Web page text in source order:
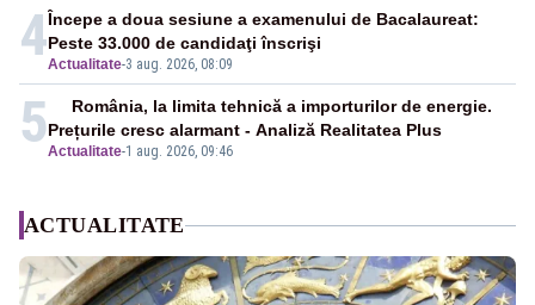
4Actualitate-3 aug. 2026, 08:09
Începe a doua sesiune a examenului de Bacalaureat:
Peste 33.000 de candidaţi înscrişi
5Actualitate-1 aug. 2026, 09:46
România, la limita tehnică a importurilor de energie.
Prețurile cresc alarmant - Analiză Realitatea Plus
ACTUALITATE